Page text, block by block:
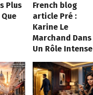
Plus
French blog
article Pré :
Karine Le
Marchand Dans
Un Rôle Intense